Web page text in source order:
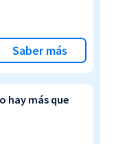
Saber más
hay más que